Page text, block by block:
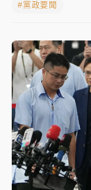
路鷹架倒塌壓2車
連根拔起
中颱白海豚風
響最劇烈
白海豚逼近！
4800＋拖吊費
#黨政要聞